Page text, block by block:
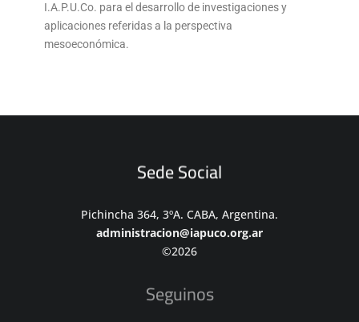
I.A.P.U.Co. para el desarrollo de investigaciones y
aplicaciones referidas a la perspectiva
mesoeconómica.
Sede Social
Pichincha 364, 3ºA. CABA, Argentina.
administracion@iapuco.org.ar
©2026
Seguinos